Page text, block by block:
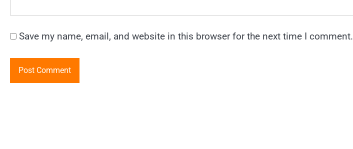
Save my name, email, and website in this browser for the next time I comment.